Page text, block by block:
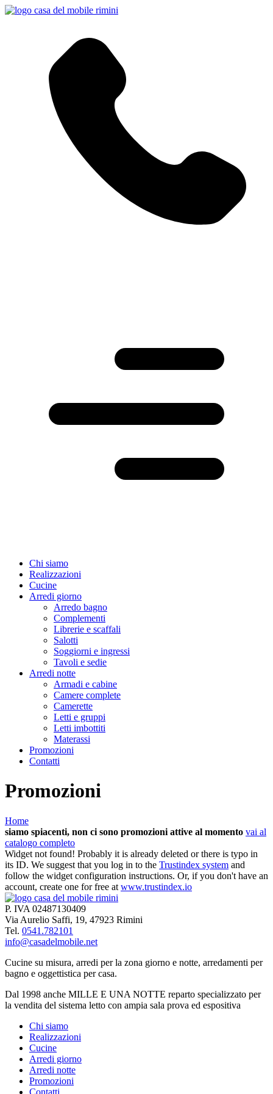
Chi siamo
Realizzazioni
Cucine
Arredi giorno
Arredo bagno
Complementi
Librerie e scaffali
Salotti
Soggiorni e ingressi
Tavoli e sedie
Arredi notte
Armadi e cabine
Camere complete
Camerette
Letti e gruppi
Letti imbottiti
Materassi
Promozioni
Contatti
Promozioni
Home
siamo spiacenti, non ci sono promozioni attive al momento vai al
catalogo completo
Widget not found! Probably it is already deleted or there is typo in
its ID. We suggest that you log in to the Trustindex system and
follow the widget configuration instructions. Or, if you don't have an
account, create one for free at www.trustindex.io
P. IVA 02487130409
Via Aurelio Saffi, 19, 47923 Rimini
Tel. 0541.782101
info@casadelmobile.net
Cucine su misura, arredi per la zona giorno e notte, arredamenti per
bagno e oggettistica per casa.
Dal 1998 anche MILLE E UNA NOTTE reparto specializzato per
la vendita del sistema letto con ampia sala prova ed espositiva
Chi siamo
Realizzazioni
Cucine
Arredi giorno
Arredi notte
Promozioni
Contatti